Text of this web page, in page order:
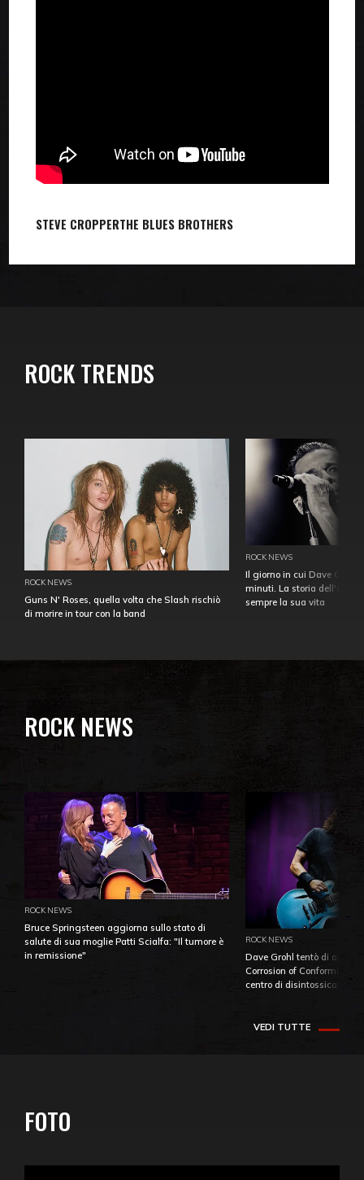
STEVE CROPPERTHE BLUES BROTHERS
ROCK TRENDS
ROCK NEWS
Guns N' Roses, quella volta che Slash rischiò
di morire in tour con la band
ROCK NEWS
Il giorno in cui Dave
minuti. La storia
sempre la sua vita
ROCK NEWS
ROCK NEWS
Bruce Springsteen aggiorna sullo stato di
salute di sua moglie Patti Scialfa: "Il tumore è
in remissione"
ROCK NEWS
Dave Grohl tentò di
Corrosion of Conformity
centro di
VEDI TUTTE
FOTO